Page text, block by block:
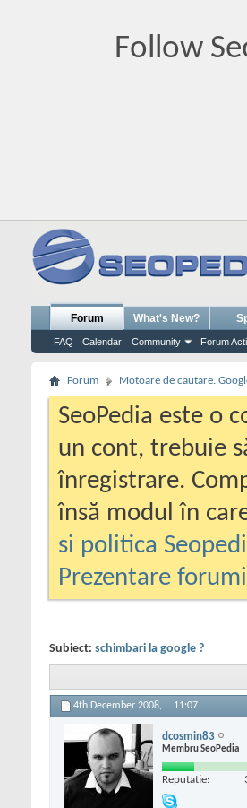
Follow
Forum
FAQ Calendar Community Forum
What's New?
Forum Motoare de cautare.
SeoPedia este o
un cont, trebuie
înregistrare.
însă modul în
si politica
Prezentare
Subiect: schimbari la google ?
4th December 2008, 11:07
dcosmin83
Membru SeoPedia
Reputatie: